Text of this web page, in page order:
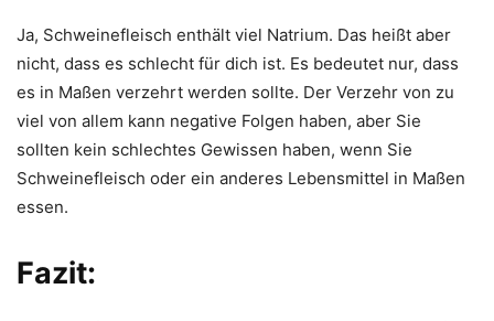
Ja, Schweinefleisch enthält viel Natrium. Das heißt aber
nicht, dass es schlecht für dich ist. Es bedeutet nur, dass
es in Maßen verzehrt werden sollte. Der Verzehr von zu
viel von allem kann negative Folgen haben, aber Sie
sollten kein schlechtes Gewissen haben, wenn Sie
Schweinefleisch oder ein anderes Lebensmittel in Maßen
essen.
Fazit: